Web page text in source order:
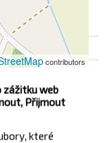
contributors
zážitku web
Přijmout
které